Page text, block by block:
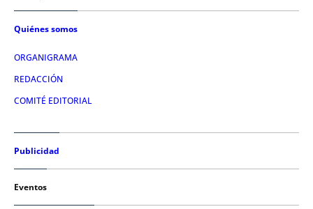
Quiénes somos
ORGANIGRAMA
REDACCIÓN
COMITÉ EDITORIAL
Publicidad
Eventos